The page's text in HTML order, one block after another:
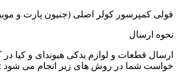
فولی کمپرسور کولر اصلی (جنیون پارت و
نحوه ارسال
ارسال قطعات و لوازم یدکی هیوندای و کیا در
خواست شما در روش های زیر انجام می شود :